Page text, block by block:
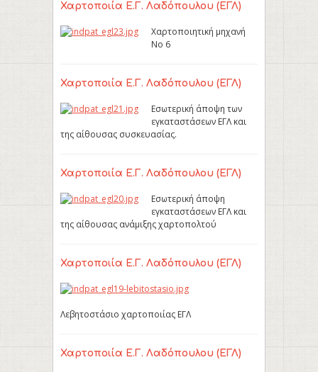
Χαρτοποιία Ε.Γ. Λαδόπουλου (ΕΓΛ)
Χαρτοποιητική μηχανή
Νο 6
Χαρτοποιία Ε.Γ. Λαδόπουλου (ΕΓΛ)
Εσωτερική άποψη των
εγκαταστάσεων ΕΓΛ και
της αίθουσας συσκευασίας.
Χαρτοποιία Ε.Γ. Λαδόπουλου (ΕΓΛ)
Εσωτερική άποψη
εγκαταστάσεων ΕΓΛ και
της αίθουσας ανάμιξης χαρτοπολτού
Χαρτοποιία Ε.Γ. Λαδόπουλου (ΕΓΛ)
Λεβητοστάσιο χαρτοποιίας ΕΓΛ
Χαρτοποιία Ε.Γ. Λαδόπουλου (ΕΓΛ)